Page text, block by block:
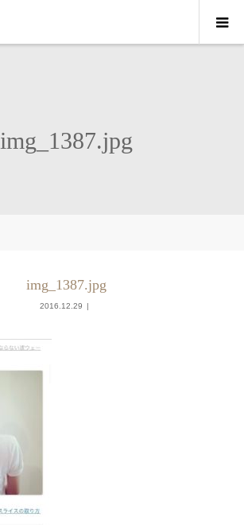
img_1387.jpg
img_1387.jpg
2016.12.29